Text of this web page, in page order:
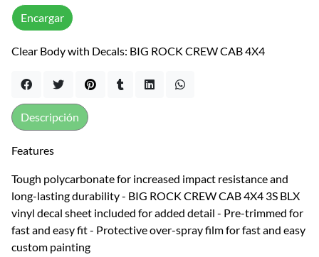
Encargar
Clear Body with Decals: BIG ROCK CREW CAB 4X4
Features
Tough polycarbonate for increased impact resistance and
long-lasting durability - BIG ROCK CREW CAB 4X4 3S BLX
vinyl decal sheet included for added detail - Pre-trimmed for
fast and easy fit - Protective over-spray film for fast and easy
custom painting
Descripción